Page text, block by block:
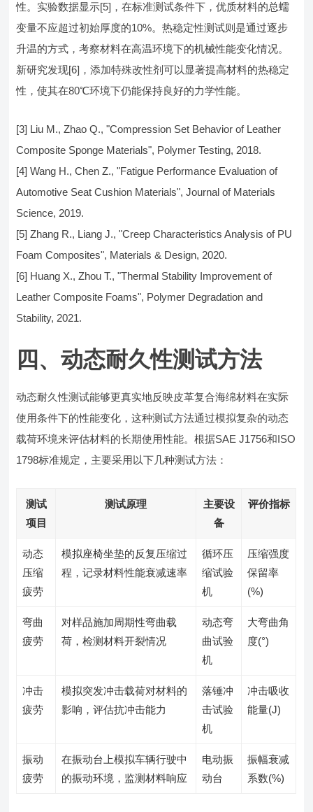
性。实验数据显示[5]，在标准测试条件下，优质材料的总蠕
变量不应超过初始厚度的10%。热稳定性测试则是通过逐步
升温的方式，考察材料在高温环境下的机械性能变化情况。
新研究发现[6]，添加特殊改性剂可以显著提高材料的热稳定
性，使其在80℃环境下仍能保持良好的力学性能。
[3] Liu M., Zhao Q., "Compression Set Behavior of Leather
Composite Sponge Materials", Polymer Testing, 2018.
[4] Wang H., Chen Z., "Fatigue Performance Evaluation of
Automotive Seat Cushion Materials", Journal of Materials
Science, 2019.
[5] Zhang R., Liang J., "Creep Characteristics Analysis of PU
Foam Composites", Materials & Design, 2020.
[6] Huang X., Zhou T., "Thermal Stability Improvement of
Leather Composite Foams", Polymer Degradation and
Stability, 2021.
四、动态耐久性测试方法
动态耐久性测试能够更真实地反映皮革复合海绵材料在实际
使用条件下的性能变化，这种测试方法通过模拟复杂的动态
载荷环境来评估材料的长期使用性能。根据SAE J1756和ISO
1798标准规定，主要采用以下几种测试方法：
测试
项目
测试原理
主要设
备
评价指标
动态
压缩
疲劳
模拟座椅坐垫的反复压缩过
程，记录材料性能衰减速率
循环压
缩试验
机
压缩强度
保留率
(%)
弯曲
疲劳
对样品施加周期性弯曲载
荷，检测材料开裂情况
动态弯
曲试验
机
大弯曲角
度(°)
冲击
疲劳
模拟突发冲击载荷对材料的
影响，评估抗冲击能力
落锤冲
击试验
机
冲击吸收
能量(J)
振动
疲劳
在振动台上模拟车辆行驶中
的振动环境，监测材料响应
电动振
动台
振幅衰减
系数(%)